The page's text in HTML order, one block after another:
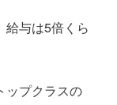
与は5倍くら
ップクラスの